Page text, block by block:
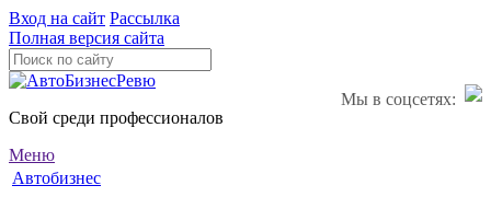
Вход на сайт Рассылка
Полная версия сайта
Мы в соцсетях:
Свой среди профессионалов
Меню
Автобизнес